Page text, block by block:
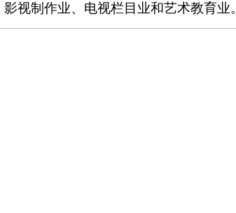
视制作业、电视栏目业和艺术教育业。